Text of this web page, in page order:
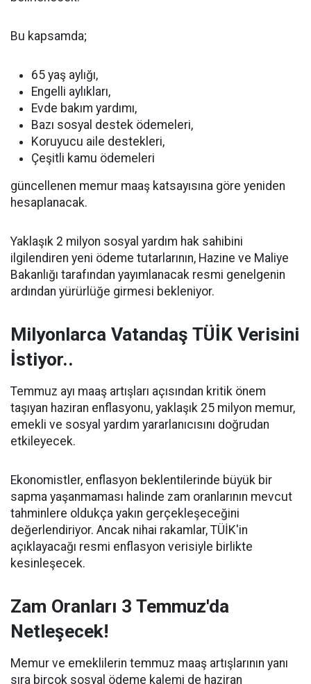
Bu kapsamda;
65 yaş aylığı,
Engelli aylıkları,
Evde bakım yardımı,
Bazı sosyal destek ödemeleri,
Koruyucu aile destekleri,
Çeşitli kamu ödemeleri
güncellenen memur maaş katsayısına göre yeniden
hesaplanacak.
Yaklaşık 2 milyon sosyal yardım hak sahibini
ilgilendiren yeni ödeme tutarlarının, Hazine ve Maliye
Bakanlığı tarafından yayımlanacak resmi genelgenin
ardından yürürlüğe girmesi bekleniyor.
Milyonlarca Vatandaş TÜİK Verisini
İstiyor..
Temmuz ayı maaş artışları açısından kritik önem
taşıyan haziran enflasyonu, yaklaşık 25 milyon memur,
emekli ve sosyal yardım yararlanıcısını doğrudan
etkileyecek.
Ekonomistler, enflasyon beklentilerinde büyük bir
sapma yaşanmaması halinde zam oranlarının mevcut
tahminlere oldukça yakın gerçekleşeceğini
değerlendiriyor. Ancak nihai rakamlar, TÜİK'in
açıklayacağı resmi enflasyon verisiyle birlikte
kesinleşecek.
Zam Oranları 3 Temmuz'da
Netleşecek!
Memur ve emeklilerin temmuz maaş artışlarının yanı
sıra birçok sosyal ödeme kalemi de haziran